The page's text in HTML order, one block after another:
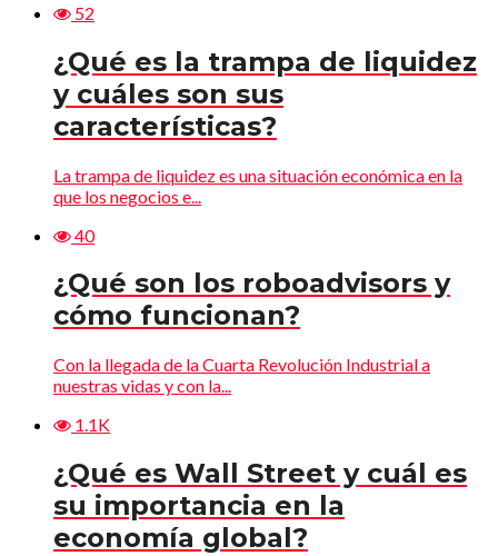
52
¿Qué es la trampa de liquidez
y cuáles son sus
características?
La trampa de liquidez es una situación económica en la
que los negocios e...
40
¿Qué son los roboadvisors y
cómo funcionan?
Con la llegada de la Cuarta Revolución Industrial a
nuestras vidas y con la...
1.1K
¿Qué es Wall Street y cuál es
su importancia en la
economía global?